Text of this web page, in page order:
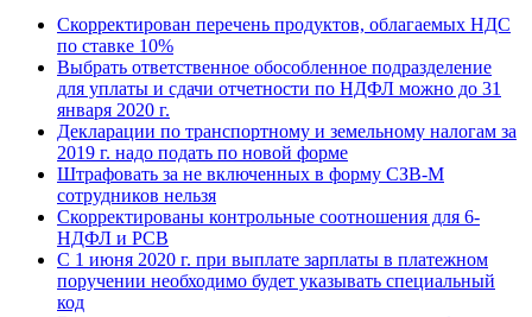
Скорректирован перечень продуктов, облагаемых НДС
по ставке 10%
Выбрать ответственное обособленное подразделение
для уплаты и сдачи отчетности по НДФЛ можно до 31
января 2020 г.
Декларации по транспортному и земельному налогам за
2019 г. надо подать по новой форме
Штрафовать за не включенных в форму СЗВ-М
сотрудников нельзя
Скорректированы контрольные соотношения для 6-
НДФЛ и РСВ
С 1 июня 2020 г. при выплате зарплаты в платежном
поручении необходимо будет указывать специальный
код